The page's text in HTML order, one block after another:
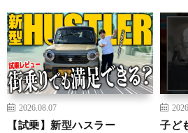
2026.08.07
【試乗】新型ハスラー
子ど